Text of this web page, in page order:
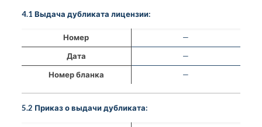
4.1 Выдача дубликата лицензии:
Номер
—
Дата
—
Номер бланка
—
5.2 Приказ о выдачи дубликата: